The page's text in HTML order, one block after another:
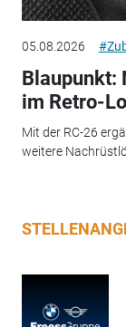
05.08.2026
Blaupunkt:
im Retro-
Mit der RC-26
weitere